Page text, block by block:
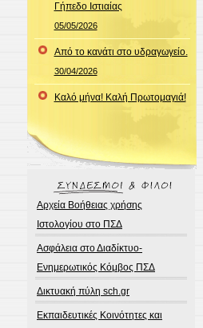
Γήπεδο Ιστιαίας
05/05/2026
Από το κανάτι στο υδραγωγείο.
30/04/2026
Καλό μήνα! Καλή Πρωτομαγιά!
Αρχεία Βοήθειας χρήσης
Ιστολογίου στο ΠΣΔ
Ασφάλεια στο Διαδίκτυο-
Ενημερωτικός Κόμβος ΠΣΔ
Δικτυακή πύλη sch.gr
Εκπαιδευτικές Κοινότητες και